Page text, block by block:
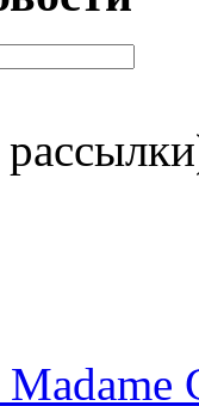
Madame